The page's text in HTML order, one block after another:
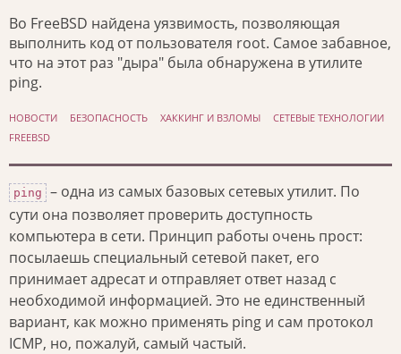
Во FreeBSD найдена уязвимость, позволяющая
выполнить код от пользователя root. Самое забавное,
что на этот раз "дыра" была обнаружена в утилите
ping.
НОВОСТИ БЕЗОПАСНОСТЬ ХАККИНГ И ВЗЛОМЫ
СЕТЕВЫЕ ТЕХНОЛОГИИ
FREEBSD
ping
– одна из самых базовых сетевых утилит. По
сути она позволяет проверить доступность
компьютера в сети. Принцип работы очень прост:
посылаешь специальный сетевой пакет, его
принимает адресат и отправляет ответ назад с
необходимой информацией. Это не единственный
вариант, как можно применять ping и сам протокол
ICMP, но, пожалуй, самый частый.